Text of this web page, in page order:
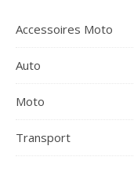
Accessoires Moto
Auto
Moto
Transport